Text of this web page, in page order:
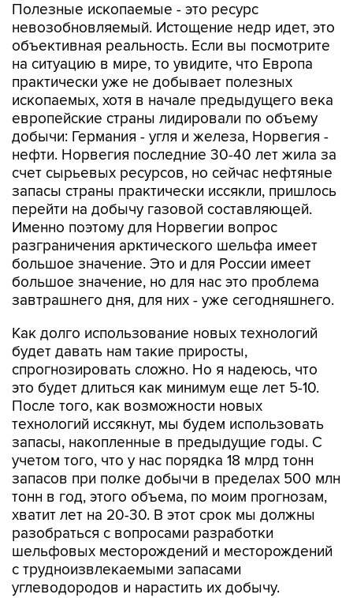
Полезные ископаемые - это ресурс
невозобновляемый. Истощение недр идет, это
объективная реальность. Если вы посмотрите
на ситуацию в мире, то увидите, что Европа
практически уже не добывает полезных
ископаемых, хотя в начале предыдущего века
европейские страны лидировали по объему
добычи: Германия - угля и железа, Норвегия -
нефти. Норвегия последние 30-40 лет жила за
счет сырьевых ресурсов, но сейчас нефтяные
запасы страны практически иссякли, пришлось
перейти на добычу газовой составляющей.
Именно поэтому для Норвегии вопрос
разграничения арктического шельфа имеет
большое значение. Это и для России имеет
большое значение, но для нас это проблема
завтрашнего дня, для них - уже сегодняшнего.
Как долго использование новых технологий
будет давать нам такие приросты,
спрогнозировать сложно. Но я надеюсь, что
это будет длиться как минимум еще лет 5-10.
После того, как возможности новых
технологий иссякнут, мы будем использовать
запасы, накопленные в предыдущие годы. С
учетом того, что у нас порядка 18 млрд тонн
запасов при полке добычи в пределах 500 млн
тонн в год, этого объема, по моим прогнозам,
хватит лет на 20-30. В этот срок мы должны
разобраться с вопросами разработки
шельфовых месторождений и месторождений
с трудноизвлекаемыми запасами
углеводородов и нарастить их добычу.